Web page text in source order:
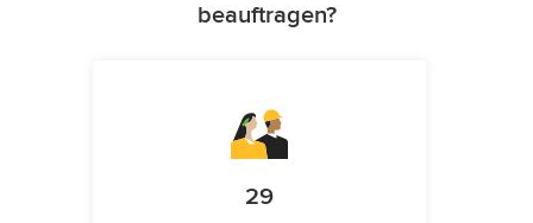
beauftragen?
29